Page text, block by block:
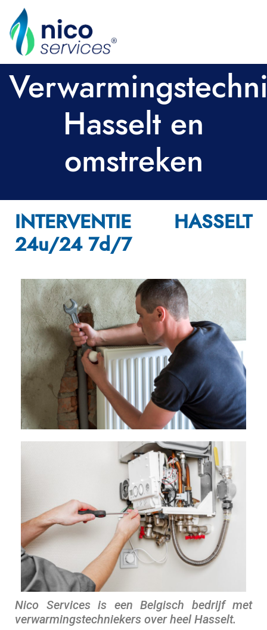
Hasselt en
omstreken
INTERVENTIE HASSELT
24u/24 7d/7
Nico Services is een Belgisch bedrijf met
verwarmingstechniekers over heel Hasselt.